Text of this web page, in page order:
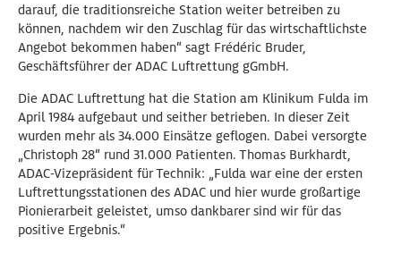
darauf, die traditionsreiche Station weiter betreiben zu
können, nachdem wir den Zuschlag für das wirtschaftlichste
Angebot bekommen haben“ sagt Frédéric Bruder,
Geschäftsführer der ADAC Luftrettung gGmbH.
Die ADAC Luftrettung hat die Station am Klinikum Fulda im
April 1984 aufgebaut und seither betrieben. In dieser Zeit
wurden mehr als 34.000 Einsätze geflogen. Dabei versorgte
„Christoph 28“ rund 31.000 Patienten. Thomas Burkhardt,
ADAC-Vizepräsident für Technik: „Fulda war eine der ersten
Luftrettungsstationen des ADAC und hier wurde großartige
Pionierarbeit geleistet, umso dankbarer sind wir für das
positive Ergebnis.“